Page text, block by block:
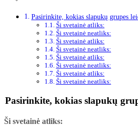
Pasirinkite, kokias slapukų grupes
Ši svetainė atliks:
Ši svetainė neatliks:
Ši svetainė atliks:
Ši svetainė neatliks:
Ši svetainė atliks:
Ši svetainė neatliks:
Ši svetainė atliks:
Ši svetainė neatliks:
Pasirinkite, kokias slapukų
Ši svetainė atliks: